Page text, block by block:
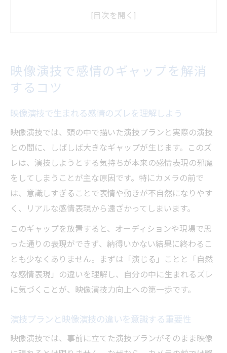
演技プランと映像演技の違いを意識する重
ング法
映像演技で理想の表現に近づくための習慣
世田谷区で映像演技力を伸ばす基礎トレー
ニング
映像演技の上達に役立つ地域のワークショ
ップ活用法
未経験者でも始めやすい映像演技レッスン
映像演技のフィードバックを地域で得るメ
リット
世田谷区の環境を生かした映像演技の実践
例
術
映像演技で自然体を目指すための練習法
映像演技で感情のギャップを解消
するコツ
映像演技で生まれる感情のズレを理解しよう
映像演技では、頭の中で描いた演技プランと実際の演技
との間に、しばしば大きなギャップが生じます。このズ
レは、演技しようとする気持ちが本来の感情表現の邪魔
をしてしまうことが主な原因です。特にカメラの前で
は、意識しすぎることで表情や動きが不自然になりやす
く、リアルな感情表現から遠ざかってしまいます。
このギャップを放置すると、オーディションや現場で思
った通りの表現ができず、納得いかない結果に終わるこ
とも少なくありません。まずは「演じる」ことと「自然
な感情表現」の違いを理解し、自分の中に生まれるズレ
に気づくことが、映像演技力向上への第一歩です。
演技プランと映像演技の違いを意識する重要性
映像演技では、事前に立てた演技プランがそのまま映像